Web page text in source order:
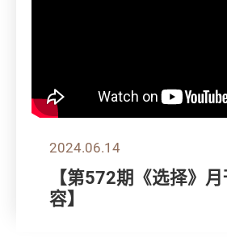
2024.06.14
【第572期《选择》
容】